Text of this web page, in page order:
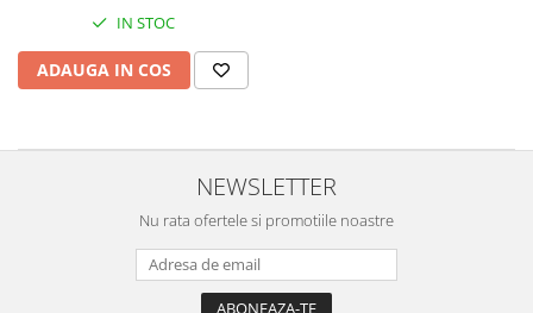
IN STOC
ADAUGA IN COS
NEWSLETTER
Nu rata ofertele si promotiile noastre